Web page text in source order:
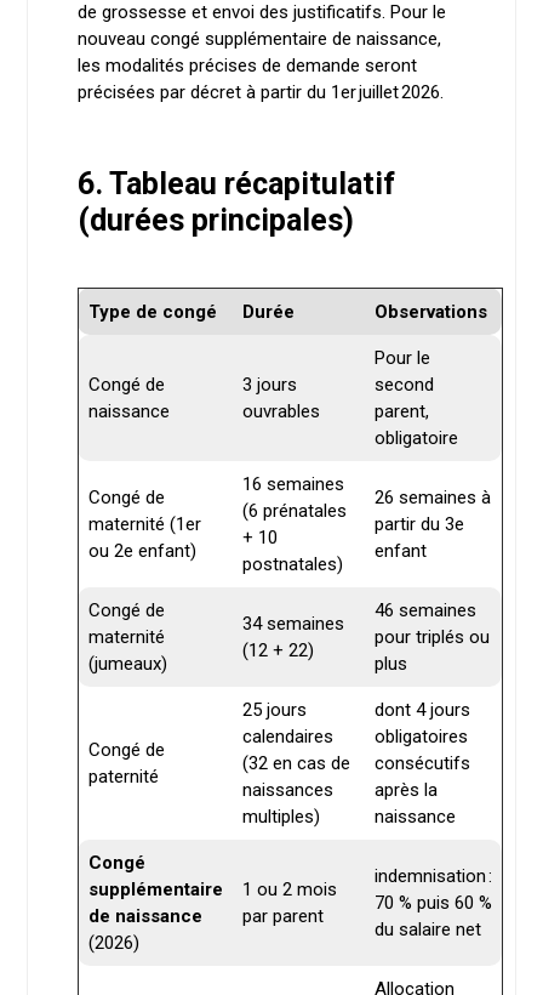
de grossesse et envoi des justificatifs. Pour le
nouveau congé supplémentaire de naissance,
les modalités précises de demande seront
précisées par décret à partir du 1er juillet 2026.
6. Tableau récapitulatif
(durées principales)
Type de congé Durée Observations
Congé de
naissance
3 jours
ouvrables
Pour le
second
parent,
obligatoire
Congé de
maternité (1er
ou 2e enfant)
16 semaines
(6 prénatales
+ 10
postnatales)
26 semaines à
partir du 3e
enfant
Congé de
maternité
(jumeaux)
34 semaines
(12 + 22)
46 semaines
pour triplés ou
plus
Congé de
paternité
25 jours
calendaires
(32 en cas de
naissances
multiples)
dont 4 jours
obligatoires
consécutifs
après la
naissance
Congé
supplémentaire
de naissance
(2026)
1 ou 2 mois
par parent
indemnisation :
70 % puis 60 %
du salaire net
Allocation